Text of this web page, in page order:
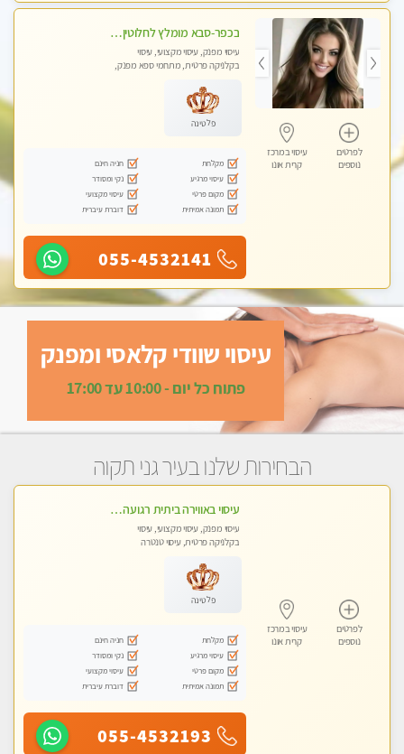
לפרטים
נוספים
עיסוי במרכז
קרית אונו
בכפר-סבא מומלץ לחלוטין!!!! מעסה מקצועית לעיסוי ברמה גבוהה VIP תתקשר .....
עיסוי מפנק, עיסוי מקצועי, עיסוי
בקלניקה פרטית, מתחמי ספא מפנק,
פלטינה
מקלחת
חניה חינם
עיסוי מרגיע
נקי ומסודר
מקום פרטי
עיסוי מקצועי
תמונה אמיתית
דוברת עיברית
055-4532141
עיסוי שוודי קלאסי ומפנק
פתוח כל יום - 10:00 עד 17:00
הבחירות שלנו בעיר גני תקוה
לפרטים
נוספים
עיסוי במרכז
קרית אונו
עיסוי באווירה ביתית רגועה בהוד- השרון
עיסוי מפנק, עיסוי מקצועי, עיסוי
בקלניקה פרטית, עיסוי טנטרה
פלטינה
מקלחת
חניה חינם
עיסוי מרגיע
נקי ומסודר
מקום פרטי
עיסוי מקצועי
תמונה אמיתית
דוברת עיברית
055-4532193